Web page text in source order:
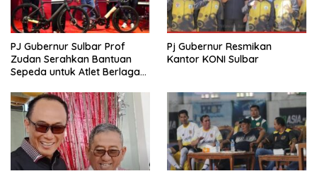
PJ Gubernur Sulbar Prof
Zudan Serahkan Bantuan
Sepeda untuk Atlet Berlaga
Pj Gubernur Resmikan
Kantor KONI Sulbar